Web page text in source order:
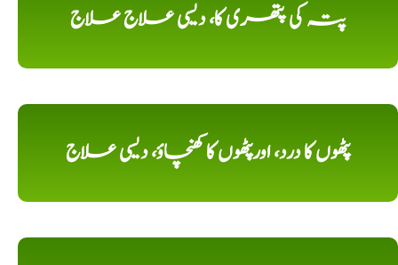
پتہ کی پتھری کا، دیسی علاج علاج
پٹھوں کا درد، اورپٹھوں کا کھنچاؤ، دیسی علاج